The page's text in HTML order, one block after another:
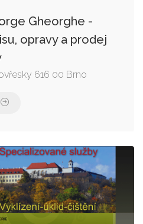
Gheorghe -
opravy a prodej
616 00 Brno